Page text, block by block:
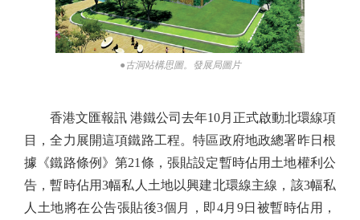
●古洞站構思圖。發展局圖片
香港文匯報訊 港鐵公司去年10月正式啟動北環線項
目，全力展開這項鐵路工程。特區政府地政總署昨日根
據《鐵路條例》第21條，張貼設定暫時佔用土地權利公
告，暫時佔用3幅私人土地以興建北環線主線，該3幅私
人土地將在公告張貼後3個月，即4月9日被暫時佔用，